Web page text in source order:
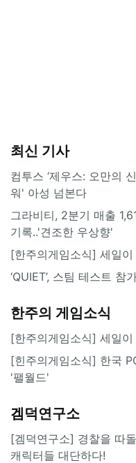
최신 기사
컴투스 ‘제우스: 오만의
워' 아성 넘본다
그라비티, 2분기 매출
기록..'견조한 우상향'
[한주의게임소식] 세일
‘QUIET’, 스팀 테스트 참
한주의 게임소식
[한주의게임소식] 세일
[힌주의게임소식] 한국
'팰월드'
겜덕연구소
[겜덕연구소] 경찰을 따
캐릭터들 대단하다!